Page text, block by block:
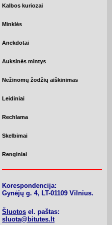
Kalbos kuriozai
Minklės
Anekdotai
Auksinės mintys
Nežinomų žodžių aiškinimas
Leidiniai
Rechlama
Skelbimai
Renginiai
Korespondencija:
Gynėjų g. 4, LT-01109 Vilnius.
Šluotos el. paštas:
sluota@bitutes.lt